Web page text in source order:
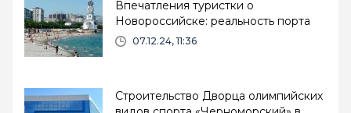
Впечатления туристки о
Новороссийске: реальность порта
07.12.24, 11:36
Строительство Дворца олимпийских